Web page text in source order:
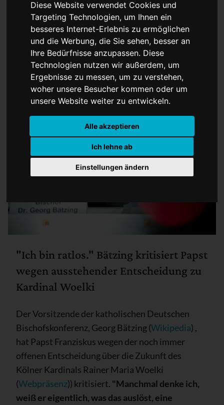
Diese Website verwendet Cookies und
Targeting Technologien, um Ihnen ein
besseres Internet-Erlebnis zu ermöglichen
und die Werbung, die Sie sehen, besser an
Ihre Bedürfnisse anzupassen. Diese
Technologien nutzen wir außerdem, um
Ergebnisse zu messen, um zu verstehen,
woher unsere Besucher kommen oder um
unsere Website weiter zu entwickeln.
Alle akzeptieren
Ich lehne ab
Einstellungen ändern
Bätzing übt starke Kritik
an Papst
"Ich bin ratlos." Bätzing kritisiert Papst
wegen ausstehender Entscheidung zu
Kardinal Woelki
Der Vorsitzende der katholischen Deutschen
Bischofskonferenz, Georg Bätzing (Wikipedia) ,
hat Papst Franziskus wegen der noch immer
offenen Entscheidung über die Zukunft des
Kölner Kardinals Rainer Maria Woelki
(Webpräsenz)) kritisiert. "Manchmal denke ich,
weiß er eigentlich, was das auslöst, eine